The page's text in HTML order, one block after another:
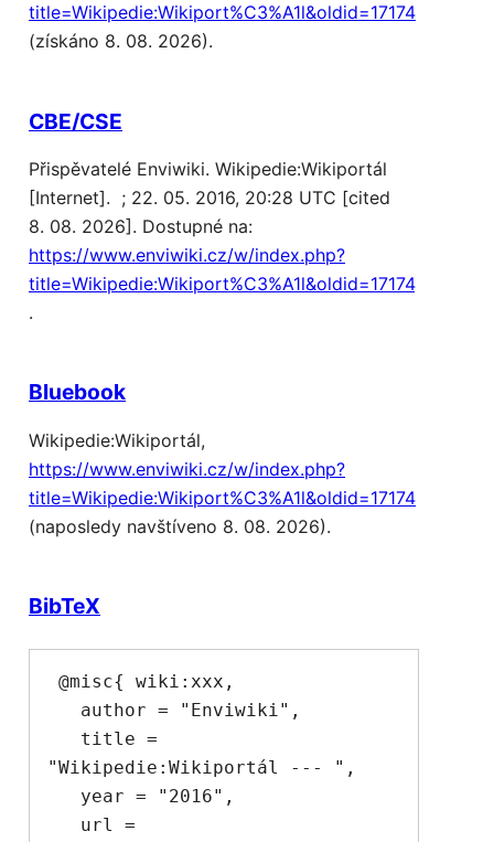
title=Wikipedie:Wikiport%C3%A1l&oldid=17174
(získáno 8. 08. 2026).
CBE/CSE
Přispěvatelé Enviwiki. Wikipedie:Wikiportál
[Internet]. ; 22. 05. 2016, 20:28 UTC [cited
8. 08. 2026]. Dostupné na:
https://www.enviwiki.cz/w/index.php?
title=Wikipedie:Wikiport%C3%A1l&oldid=17174
.
Bluebook
Wikipedie:Wikiportál,
https://www.enviwiki.cz/w/index.php?
title=Wikipedie:Wikiport%C3%A1l&oldid=17174
(naposledy navštíveno 8. 08. 2026).
BibTeX
"Wikipedie:Wikiportál --- ",